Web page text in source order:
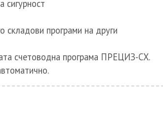
сигурност
програми на други
счетоводна програма ПРЕЦИЗ-СХ.